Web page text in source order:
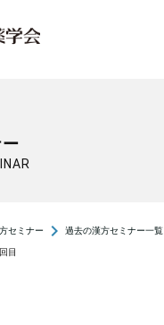
セミナー navigate_next 過去の漢方セミナー一覧
目